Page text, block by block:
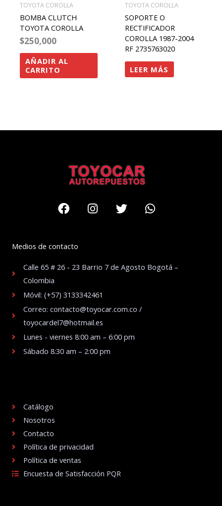
TOYOTA COROLLA
BOMBA CLUTCH
TOYOTA COROLLA
$250,000
AÑADIR AL
CARRITO
TOYOTA COROLLA
SOPORTE O
RECTIFICADOR
COROLLA 1987-2004
RF 2735763020
LEER MÁS
FacebookInstagram
TwitterWhatsapp
Medios de contacto
Calle 65 # 26 - 23 Barrio 7 de Agosto Bogotá –
Colombia
Móvil: (+57) 3133342461
Correo: contacto@toyocar.com.co /
toyocardel7@hotmail.es
Lunes - viernes 8:00 am – 6:00 pm
Sábado 8:30 am – 2:00 pm
Catálogo
Nosotros
Contacto
Política de privacidad
Política de ventas
Encuesta de Satisfacción PQR